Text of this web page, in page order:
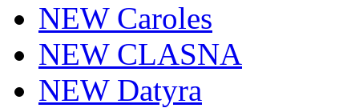
NEW Caroles
NEW CLASNA
NEW Datyra